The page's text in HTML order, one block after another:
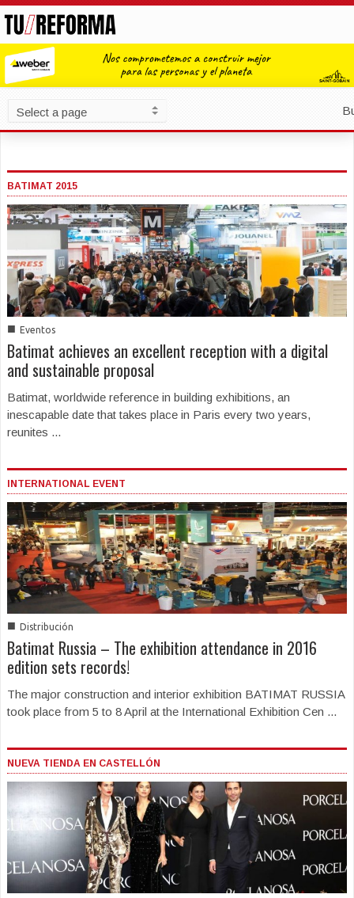
BATIMAT 2015
■ Eventos
Batimat achieves an excellent reception with a digital
and sustainable proposal
Batimat, worldwide reference in building exhibitions, an
inescapable date that takes place in Paris every two years,
reunites ...
INTERNATIONAL EVENT
■ Distribución
Batimat Russia – The exhibition attendance in 2016
edition sets records!
The major construction and interior exhibition BATIMAT RUSSIA
took place from 5 to 8 April at the International Exhibition Cen ...
NUEVA TIENDA EN CASTELLÓN